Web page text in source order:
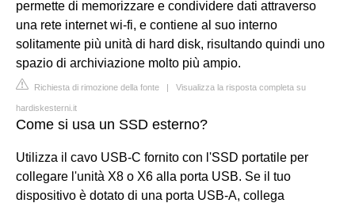
permette di memorizzare e condividere dati attraverso
una rete internet wi-fi, e contiene al suo interno
solitamente più unità di hard disk, risultando quindi uno
spazio di archiviazione molto più ampio.
Richiesta di rimozione della fonte | Visualizza la risposta completa su
hardiskesterni.it
Come si usa un SSD esterno?
Utilizza il cavo USB-C fornito con l'SSD portatile per
collegare l'unità X8 o X6 alla porta USB. Se il tuo
dispositivo è dotato di una porta USB-A, collega